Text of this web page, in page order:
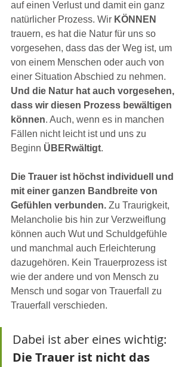
auf einen Verlust und damit ein ganz
natürlicher Prozess. Wir KÖNNEN
trauern, es hat die Natur für uns so
vorgesehen, dass das der Weg ist, um
von einem Menschen oder auch von
einer Situation Abschied zu nehmen.
Und die Natur hat auch vorgesehen,
dass wir diesen Prozess bewältigen
können. Auch, wenn es in manchen
Fällen nicht leicht ist und uns zu
Beginn ÜBERwältigt.
Die Trauer ist höchst individuell und
mit einer ganzen Bandbreite von
Gefühlen verbunden. Zu Traurigkeit,
Melancholie bis hin zur Verzweiflung
können auch Wut und Schuldgefühle
und manchmal auch Erleichterung
dazugehören. Kein Trauerprozess ist
wie der andere und von Mensch zu
Mensch und sogar von Trauerfall zu
Trauerfall verschieden.
Dabei ist aber eines wichtig:
Die Trauer ist nicht das